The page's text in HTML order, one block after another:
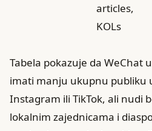
articles,
KOLs
Tabela pokazuje da WeChat
imati manju ukupnu publiku
Instagram ili TikTok, ali nudi
lokalnim zajednicama i